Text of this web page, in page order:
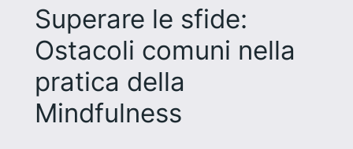
Superare le sfide:
Ostacoli comuni nella
pratica della
Mindfulness